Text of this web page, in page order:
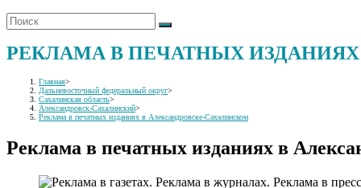
РЕКЛАМА В ПЕЧАТНЫХ
Главная>
Дальневосточный федеральный округ>
Сахалинская область>
Александровск-Сахалинский>
Реклама в печатных изданиях в Александровске-Сахалинском
Реклама в печатных изданиях в